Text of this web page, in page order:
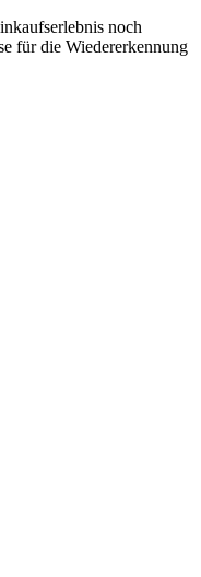
noch
für die Wiedererkennung